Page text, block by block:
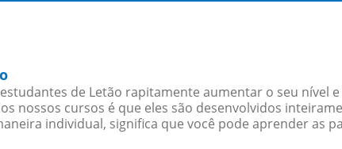
de Letão rapitamente aumentar o seu nível
nossos cursos é que eles são desenvolvidos
individual, significa que você pode aprender as